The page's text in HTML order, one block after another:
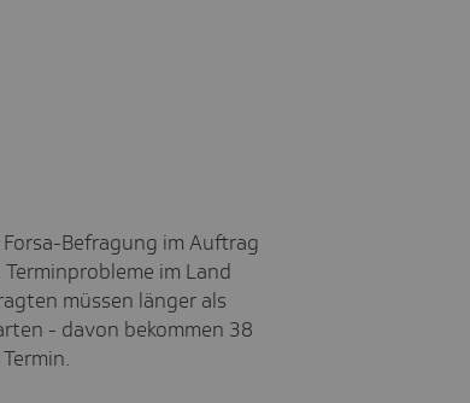
Befragung im Auftrag
im Land
müssen länger als
- davon bekommen 38